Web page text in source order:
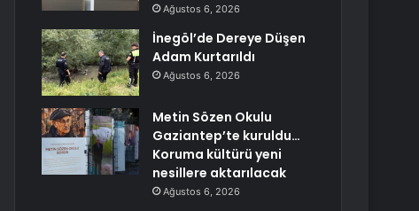
Ağustos 6, 2026
İnegöl’de Dereye Düşen
Adam Kurtarıldı
Ağustos 6, 2026
Metin Sözen Okulu
Gaziantep’te kuruldu…
Koruma kültürü yeni
nesillere aktarılacak
Ağustos 6, 2026